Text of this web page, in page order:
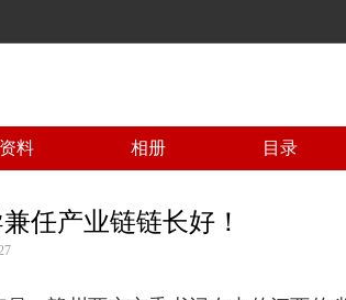
资料 相册 目录
任产业链链长好！